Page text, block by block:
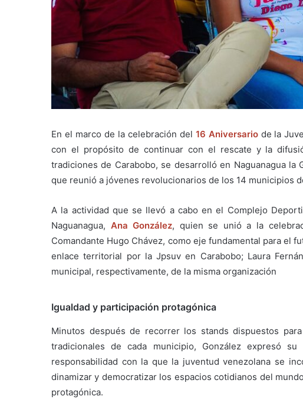
En el marco de la celebración del 16 Aniversario de la
con el propósito de continuar con el rescate y la
tradiciones de Carabobo, se desarrolló en Naguanagua la
que reunió a jóvenes revolucionarios de los 14 municipios
A la actividad que se llevó a cabo en el Complejo
Naguanagua, Ana González, quien se unió a la
Comandante Hugo Chávez, como eje fundamental para el
enlace territorial por la Jpsuv en Carabobo; Laura
municipal, respectivamente, de la misma organización
Igualdad y participación protagónica
Minutos después de recorrer los stands dispuestos
tradicionales de cada municipio, González expresó
responsabilidad con la que la juventud venezolana se
dinamizar y democratizar los espacios cotidianos del
protagónica.